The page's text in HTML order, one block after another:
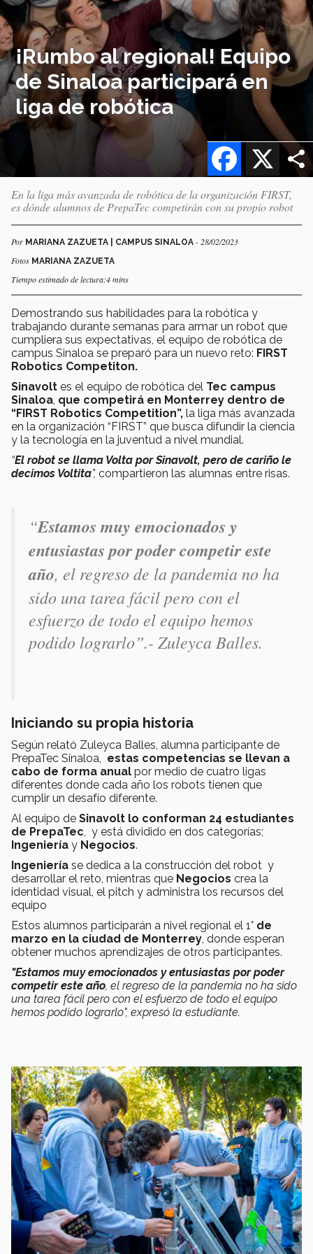
¡Rumbo al regional! Equipo
de Sinaloa participará en
liga de robótica
X
Facebook
En la liga más avanzada de robótica de la organización FIRST,
es dónde alumnos de PrepaTec competirán con su propio robot
Por MARIANA ZAZUETA | CAMPUS SINALOA - 28/02/2023
Fotos MARIANA ZAZUETA
Tiempo estimado de lectura:4 mins
Demostrando sus habilidades para la robótica y
trabajando durante semanas para armar un robot que
cumpliera sus expectativas, el equipo de robótica de
campus Sinaloa se preparó para un nuevo reto: FIRST
Robotics Competiton.
Sinavolt es el equipo de robótica del Tec campus
Sinaloa que competirá en Monterrey dentro de
“FIRST Robotics Competition”, la liga más avanzada
en la organización “FIRST” que busca difundir la ciencia
y la tecnología en la juventud a nivel mundial.
“El robot se llama Volta por Sinavolt, pero de cariño le
decimos Voltita”, compartieron las alumnas entre risas.
“Estamos muy emocionados y
entusiastas por poder competir este
año, el regreso de la pandemia no ha
sido una tarea fácil pero con el
esfuerzo de todo el equipo hemos
podido lograrlo”.- Zuleyca Balles.
Iniciando su propia historia
Según relató Zuleyca Balles, alumna participante de
PrepaTec Sinaloa, estas competencias se llevan a
cabo de forma anual por medio de cuatro ligas
diferentes donde cada año los robots tienen que
cumplir un desafío diferente.
Al equipo de Sinavolt lo conforman 24 estudiantes
de PrepaTec , y está dividido en dos categorías;
Ingeniería y Negocios.
Ingeniería se dedica a la construcción del robot y
desarrollar el reto, mientras que Negocios crea la
identidad visual, el pitch y administra los recursos del
equipo
Estos alumnos participarán a nivel regional el 1° de
marzo en la ciudad de Monterrey , donde esperan
obtener muchos aprendizajes de otros participantes.
"Estamos muy emocionados y entusiastas por poder
competir este año , el regreso de la pandemia no ha sido
una tarea fácil pero con el esfuerzo de todo el equipo
hemos podido lograrlo", expresó la estudiante.